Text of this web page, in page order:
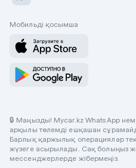
Мобильді қосымша
🔒 Маңызды! Mycar.kz WhatsApp
арқылы төлемді ешқашан
Барлық қаржылық операциялар
жүзеге асырылады. Сақ болыңыз
мессенджерлерде жібермеңіз.